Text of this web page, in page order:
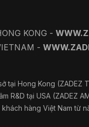
KONG -
-
tại Hong Kong (ZADEZ
R&D tại USA (ZADEZ
hàng Việt Nam từ